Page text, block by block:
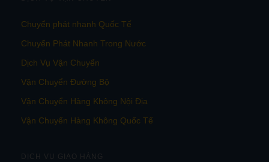
Chuyển phát nhanh Quốc Tế
Chuyển Phát Nhanh Trong Nước
Dịch Vụ Vận Chuyển
Vận Chuyển Đường Bộ
Vận Chuyển Hàng Không Nội Địa
Vận Chuyển Hàng Không Quốc Tế
DỊCH VỤ GIAO HÀNG